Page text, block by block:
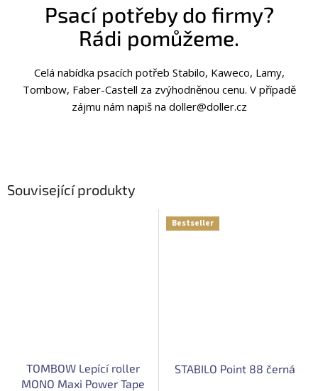
Související produkty
TOMBOW Lepící roller
MONO Maxi Power Tape
Bestseller
STABILO Point 88 černá
Psací potřeby do firmy?
Rádi pomůžeme.
Celá nabídka psacích potřeb Stabilo, Kaweco, Lamy,
Tombow, Faber-Castell za zvýhodněnou cenu. V případě
zájmu nám napiš na doller@doller.cz